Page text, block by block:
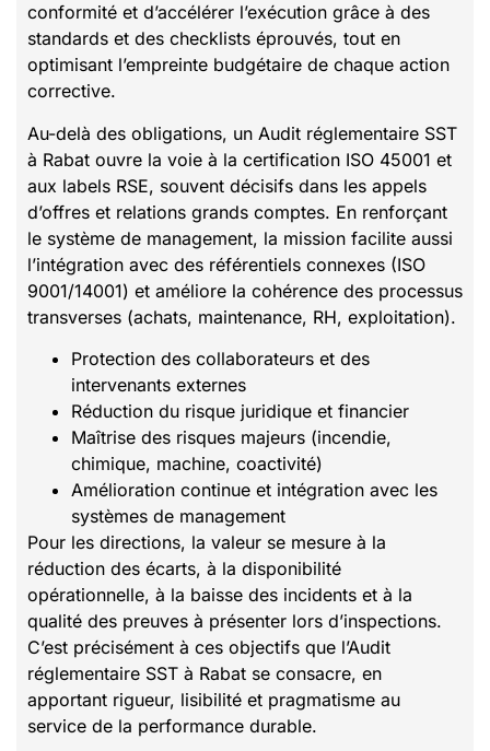
conformité et d’accélérer l’exécution grâce à des
standards et des checklists éprouvés, tout en
optimisant l’empreinte budgétaire de chaque action
corrective.
Au-delà des obligations, un Audit réglementaire SST
à Rabat ouvre la voie à la certification ISO 45001 et
aux labels RSE, souvent décisifs dans les appels
d’offres et relations grands comptes. En renforçant
le système de management, la mission facilite aussi
l’intégration avec des référentiels connexes (ISO
9001/14001) et améliore la cohérence des processus
transverses (achats, maintenance, RH, exploitation).
Protection des collaborateurs et des
intervenants externes
Réduction du risque juridique et financier
Maîtrise des risques majeurs (incendie,
chimique, machine, coactivité)
Amélioration continue et intégration avec les
systèmes de management
Pour les directions, la valeur se mesure à la
réduction des écarts, à la disponibilité
opérationnelle, à la baisse des incidents et à la
qualité des preuves à présenter lors d’inspections.
C’est précisément à ces objectifs que l’Audit
réglementaire SST à Rabat se consacre, en
apportant rigueur, lisibilité et pragmatisme au
service de la performance durable.